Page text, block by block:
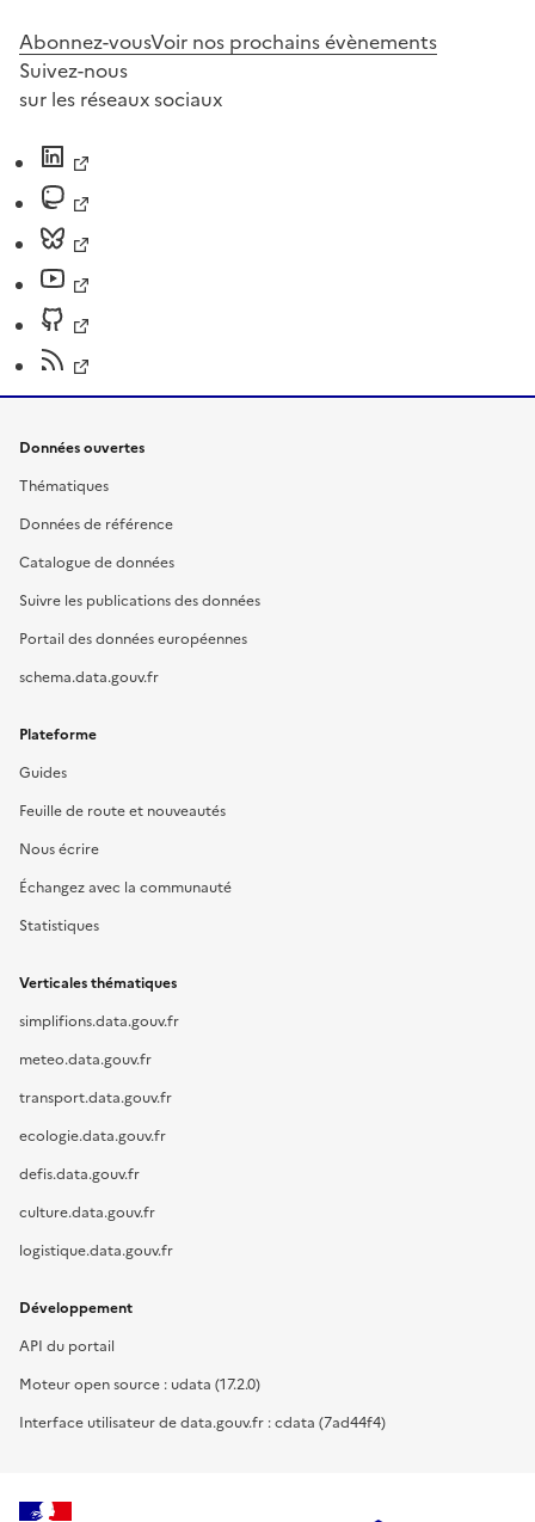
Abonnez-vousVoir nos prochains évènements
Suivez-nous
sur les réseaux sociaux
Données ouvertes
Thématiques
Données de référence
Catalogue de données
Suivre les publications des données
Portail des données européennes
schema.data.gouv.fr
Plateforme
Guides
Feuille de route et nouveautés
Nous écrire
Échangez avec la communauté
Statistiques
Verticales thématiques
simplifions.data.gouv.fr
meteo.data.gouv.fr
transport.data.gouv.fr
ecologie.data.gouv.fr
defis.data.gouv.fr
culture.data.gouv.fr
logistique.data.gouv.fr
Développement
API du portail
Moteur open source : udata (17.2.0)
Interface utilisateur de data.gouv.fr : cdata (7ad44f4)